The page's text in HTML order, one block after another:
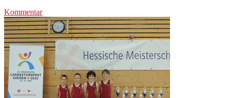
Kommentar